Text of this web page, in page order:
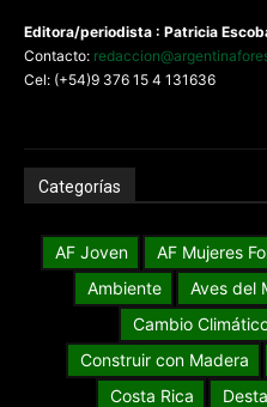
Editora/periodista : Patricia
Contacto:
Cel: (+54)9 376 15 4 131636
Categorías
AF Joven AF Mujeres
Ambiente
Aves del
Cambio
Construir con Madera
Costa Rica